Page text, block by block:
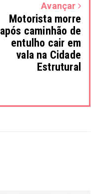
Avançar
Motorista morre
após caminhão de
entulho cair em
vala na Cidade
Estrutural